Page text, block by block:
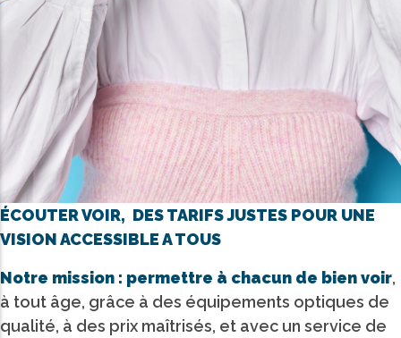
ÉCOUTER VOIR, DES TARIFS JUSTES POUR UNE
VISION ACCESSIBLE A TOUS
Notre mission : permettre à chacun de bien voir,
à tout âge, grâce à des équipements optiques de
qualité, à des prix maîtrisés, et avec un service de